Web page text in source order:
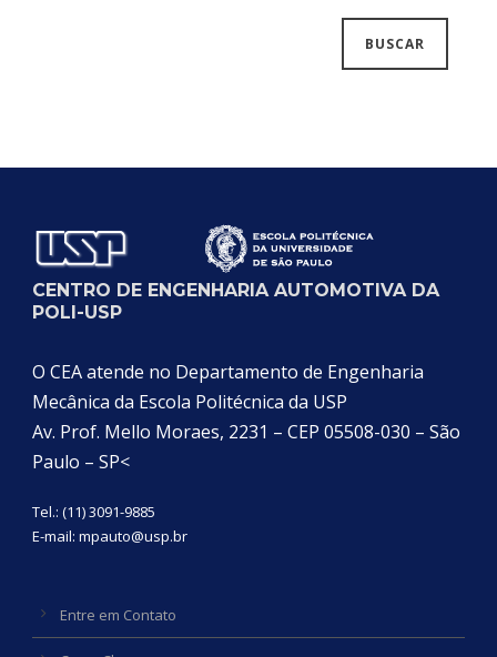
CENTRO DE ENGENHARIA AUTOMOTIVA DA
POLI-USP
O CEA atende no Departamento de Engenharia
Mecânica da Escola Politécnica da USP
Av. Prof. Mello Moraes, 2231 – CEP 05508-030 – São
Paulo – SP<
Tel.: (11) 3091-9885
E-mail: mpauto@usp.br
Entre em Contato